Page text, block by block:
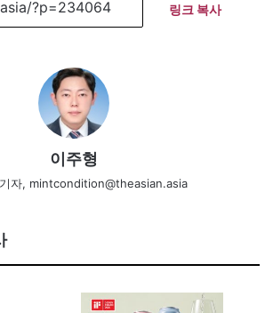
링크 복사
이주형
자, mintcondition@theasian.asia